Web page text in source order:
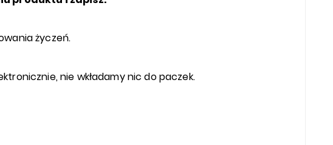
życzeń.
nie wkładamy nic do paczek.